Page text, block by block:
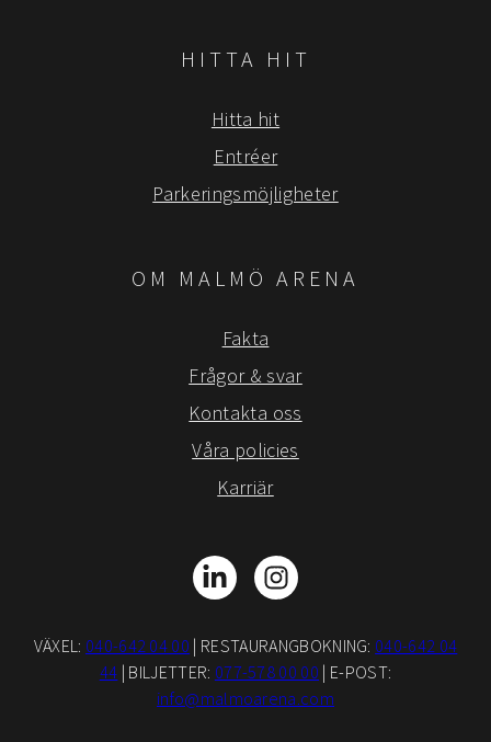
HITTA HIT
Hitta hit
Entréer
Parkeringsmöjligheter
OM MALMÖ ARENA
Fakta
Frågor & svar
Kontakta oss
Våra policies
Karriär
LinkedInInstagram
VÄXEL: 040-642 04 00 | RESTAURANGBOKNING: 040-642 04
44 | BILJETTER: 077-578 00 00 | E-POST:
info@malmoarena.com